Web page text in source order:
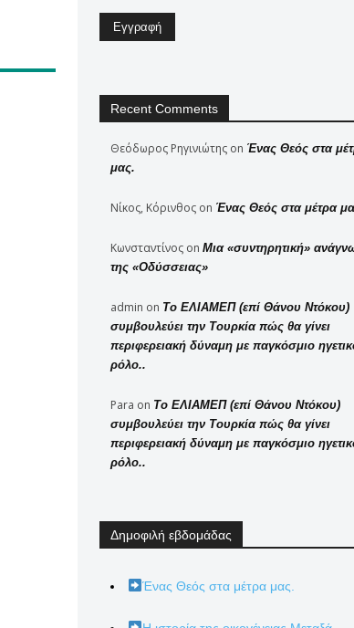
Recent Comments
Θεόδωρος Ρηγινιώτης on Ένας Θεός στα
μας.
Νίκος, Κόρινθος on Ένας Θεός στα μέτρα
Κωνσταντίνος on Μια «συντηρητική»
της «Οδύσσειας»
admin on Το ΕΛΙΑΜΕΠ (επί Θάνου Ντόκου)
συμβουλεύει την Τουρκία πώς θα γίνει
περιφερειακή δύναμη με παγκόσμιο
ρόλο..
Para on Το ΕΛΙΑΜΕΠ (επί Θάνου Ντόκου)
συμβουλεύει την Τουρκία πώς θα γίνει
περιφερειακή δύναμη με παγκόσμιο
ρόλο..
Δημοφιλή εβδομάδας
Ένας Θεός στα μέτρα μας.